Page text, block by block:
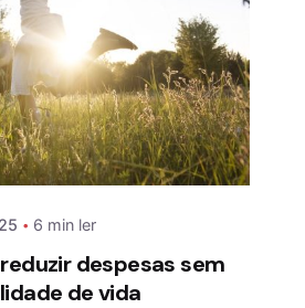
6 min ler
despesas sem
de vida